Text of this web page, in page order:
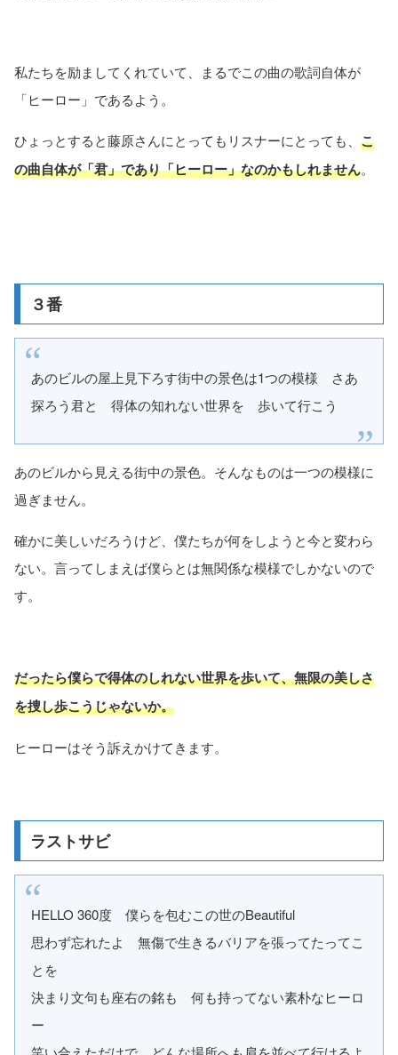
私たちを励ましてくれていて、まるでこの曲の歌詞自体が
「ヒーロー」であるよう。
ひょっとすると藤原さんにとってもリスナーにとっても、 こ
の曲自体が「君」であり「ヒーロー」なのかもしれません。
３番
あのビルの屋上見下ろす街中の景色は1つの模様 さあ
探ろう君と 得体の知れない世界を 歩いて行こう
あのビルから見える街中の景色。そんなものは一つの模様に
過ぎません。
確かに美しいだろうけど、僕たちが何をしようと今と変わら
ない。言ってしまえば僕らとは無関係な模様でしかないので
す。
だったら僕らで得体のしれない世界を歩いて、無限の美しさ
を捜し歩こうじゃないか。
ヒーローはそう訴えかけてきます。
ラストサビ
HELLO 360度 僕らを包むこの世のBeautiful
思わず忘れたよ 無傷で生きるバリアを張ってたってこ
とを
決まり文句も座右の銘も 何も持ってない素朴なヒーロ
ー